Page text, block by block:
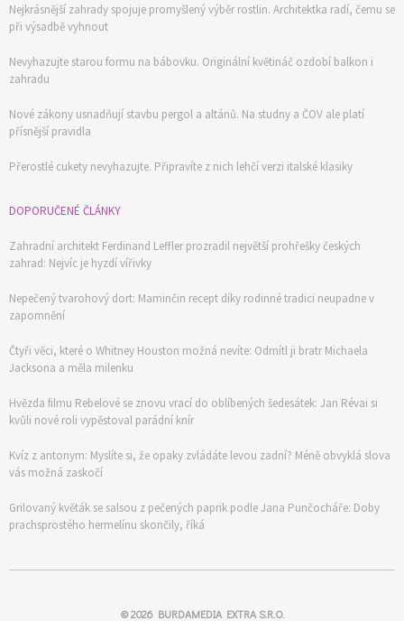
Nejkrásnější zahrady spojuje promyšlený výběr rostlin. Architektka radí, čemu se
při výsadbě vyhnout
Nevyhazujte starou formu na bábovku. Originální květináč ozdobí balkon i
zahradu
Nové zákony usnadňují stavbu pergol a altánů. Na studny a ČOV ale platí
přísnější pravidla
Přerostlé cukety nevyhazujte. Připravíte z nich lehčí verzi italské klasiky
DOPORUČENÉ ČLÁNKY
Zahradní architekt Ferdinand Leffler prozradil největší prohřešky českých
zahrad: Nejvíc je hyzdí vířivky
Nepečený tvarohový dort: Maminčin recept díky rodinné tradici neupadne v
zapomnění
Čtyři věci, které o Whitney Houston možná nevíte: Odmítl ji bratr Michaela
Jacksona a měla milenku
Hvězda filmu Rebelové se znovu vrací do oblíbených šedesátek: Jan Révai si
kvůli nové roli vypěstoval parádní knír
Kvíz z antonym: Myslíte si, že opaky zvládáte levou zadní? Méně obvyklá slova
vás možná zaskočí
Grilovaný květák se salsou z pečených paprik podle Jana Punčocháře: Doby
prachsprostého hermelínu skončily, říká
© 2026 BURDAMEDIA EXTRA S.R.O.